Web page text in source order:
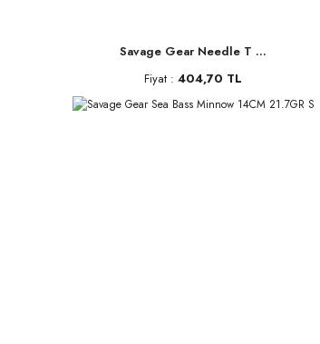
Savage Gear Needle T ...
Fiyat : 404,70 TL